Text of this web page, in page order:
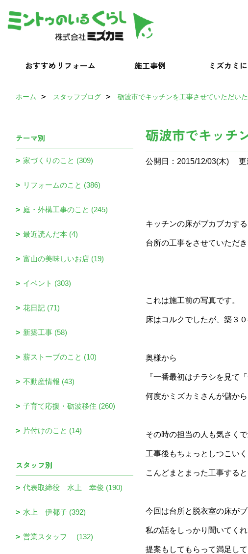
おすすめリフォーム 施工事例 ミズカミ
ホーム スタッフブログ 砺波市でキッチンを工事させていただい
砺波市でキッチ
公開日：2015/12/03(木) 更
キッチンの床がブカブカす
台所の工事をさせていただき
これは施工前の写真です。
床はコルクでしたが、築３
奥様から
『一番最初はチラシを見て
何度かミズカミさんが儲か
その時の担当の人も気さくで
工事後もちょっとしつこい
こんどまとまった工事する
今回は台所と脱衣室の床が
私の話をしっかり聞いてく
提案もしてもらって満足して
テーマ別
家づくりのこと (309)
リフォームのこと (386)
庭・外構工事のこと (245)
最近読んだ本 (4)
富山の美味しいお店 (19)
イベント (303)
花日記 (71)
新築工事 (58)
薪ストーブのこと (10)
不動産情報 (43)
子育て応援・砺波移住 (260)
片付けのこと (14)
スタッフ別
代表取締役 水上 幸俊 (190)
水上 伊都子 (392)
営業スタッフ (132)